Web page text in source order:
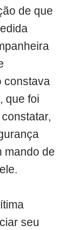
de que
constava
que foi
mando de
seu